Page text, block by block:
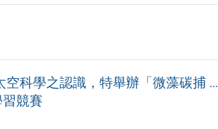
科學之認識，特舉辦「微藻碳捕 ...
競賽